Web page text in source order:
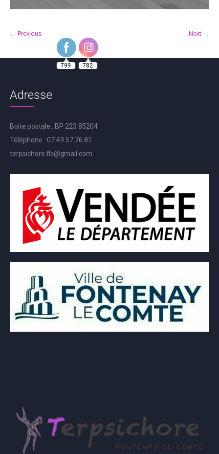
← Previous Next →
Adresse
Boite postale : BP 223 85204
Téléphone : 07.49.57.76.81
terpsichore.flc@gmail.com
799 782